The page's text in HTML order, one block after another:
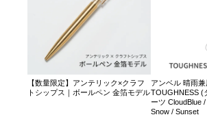
【数量限定】アンテリック×クラフ
トシップス｜ボールペン 金箔モデル
アンベル 晴雨
TOUGHNESS (
ーツ CloudBlue
Snow / Sunset